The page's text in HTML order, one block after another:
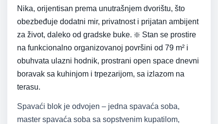
Nika, orijentisan prema unutrašnjem dvorištu, što
obezbeđuje dodatni mir, privatnost i prijatan ambijent
za život, daleko od gradske buke. ❇️ Stan se prostire
na funkcionalno organizovanoj površini od 79 m² i
obuhvata ulazni hodnik, prostrani open space dnevni
boravak sa kuhinjom i trpezarijom, sa izlazom na
terasu.
Spavaći blok je odvojen – jedna spavaća soba,
master spavaća soba sa sopstvenim kupatilom,